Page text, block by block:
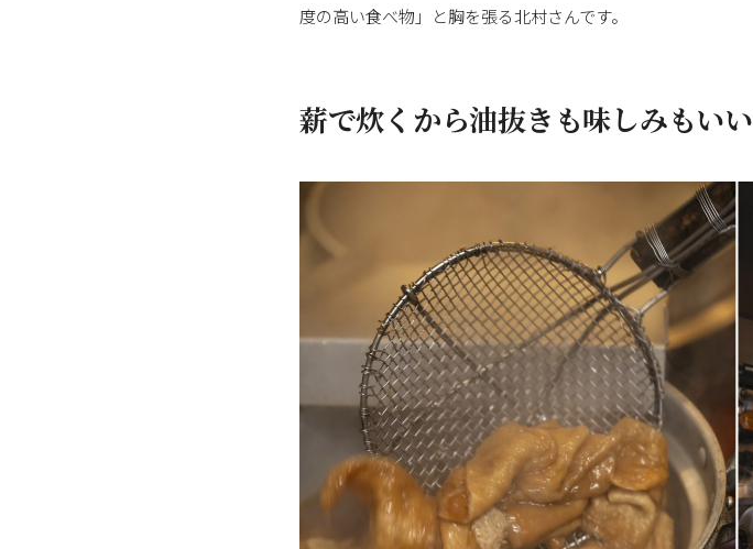
度の高い食べ物」と胸を張る北村さんです。
薪で炊くから油抜きも味しみもいい